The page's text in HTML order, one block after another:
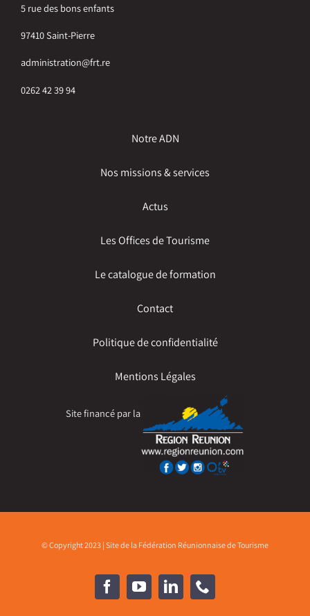
5 rue des bons enfants
97410 Saint-Pierre
administration@frt.re
0262 42 39 94
Notre ADN
Nos missions & services
Actus
Les Offices de Tourisme
Le catalogue de formation
Contact
Politique de confidentialité
Mentions Légales
Site financé par la
© Copyright 2023 | Site de la Fédération Réunionnaise de Tourisme